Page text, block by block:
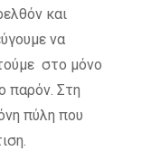
και
να
στο μόνο
παρόν. Στη
πύλη που